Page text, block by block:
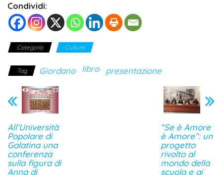
Condividi:
Categoria Cultura
Tag Giordano libro presentazione
All’Università
Popolare di
Galatina una
conferenza
sulla figura di
Anna di
“Se è Amore
è Amore”: un
progetto
rivolto al
mondo della
scuola e ai